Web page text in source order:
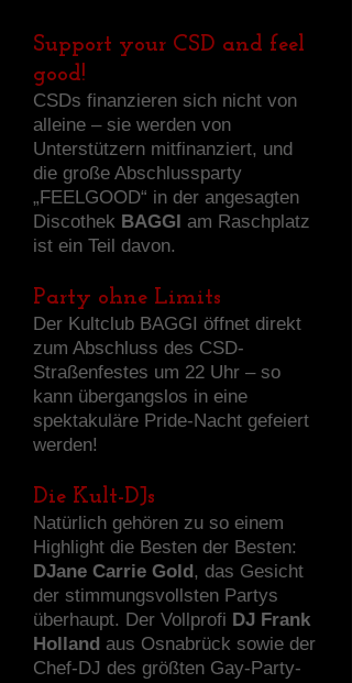
Support your CSD and feel
good!
CSDs finanzieren sich nicht von
alleine – sie werden von
Unterstützern mitfinanziert, und
die große Abschlussparty
„FEELGOOD“ in der angesagten
Discothek BAGGI am Raschplatz
ist ein Teil davon.
Party ohne Limits
Der Kultclub BAGGI öffnet direkt
zum Abschluss des CSD-
Straßenfestes um 22 Uhr – so
kann übergangslos in eine
spektakuläre Pride-Nacht gefeiert
werden!
Die Kult-DJs
Natürlich gehören zu so einem
Highlight die Besten der Besten:
DJane Carrie Gold, das Gesicht
der stimmungsvollsten Partys
überhaupt. Der Vollprofi DJ Frank
Holland aus Osnabrück sowie der
Chef-DJ des größten Gay-Party-